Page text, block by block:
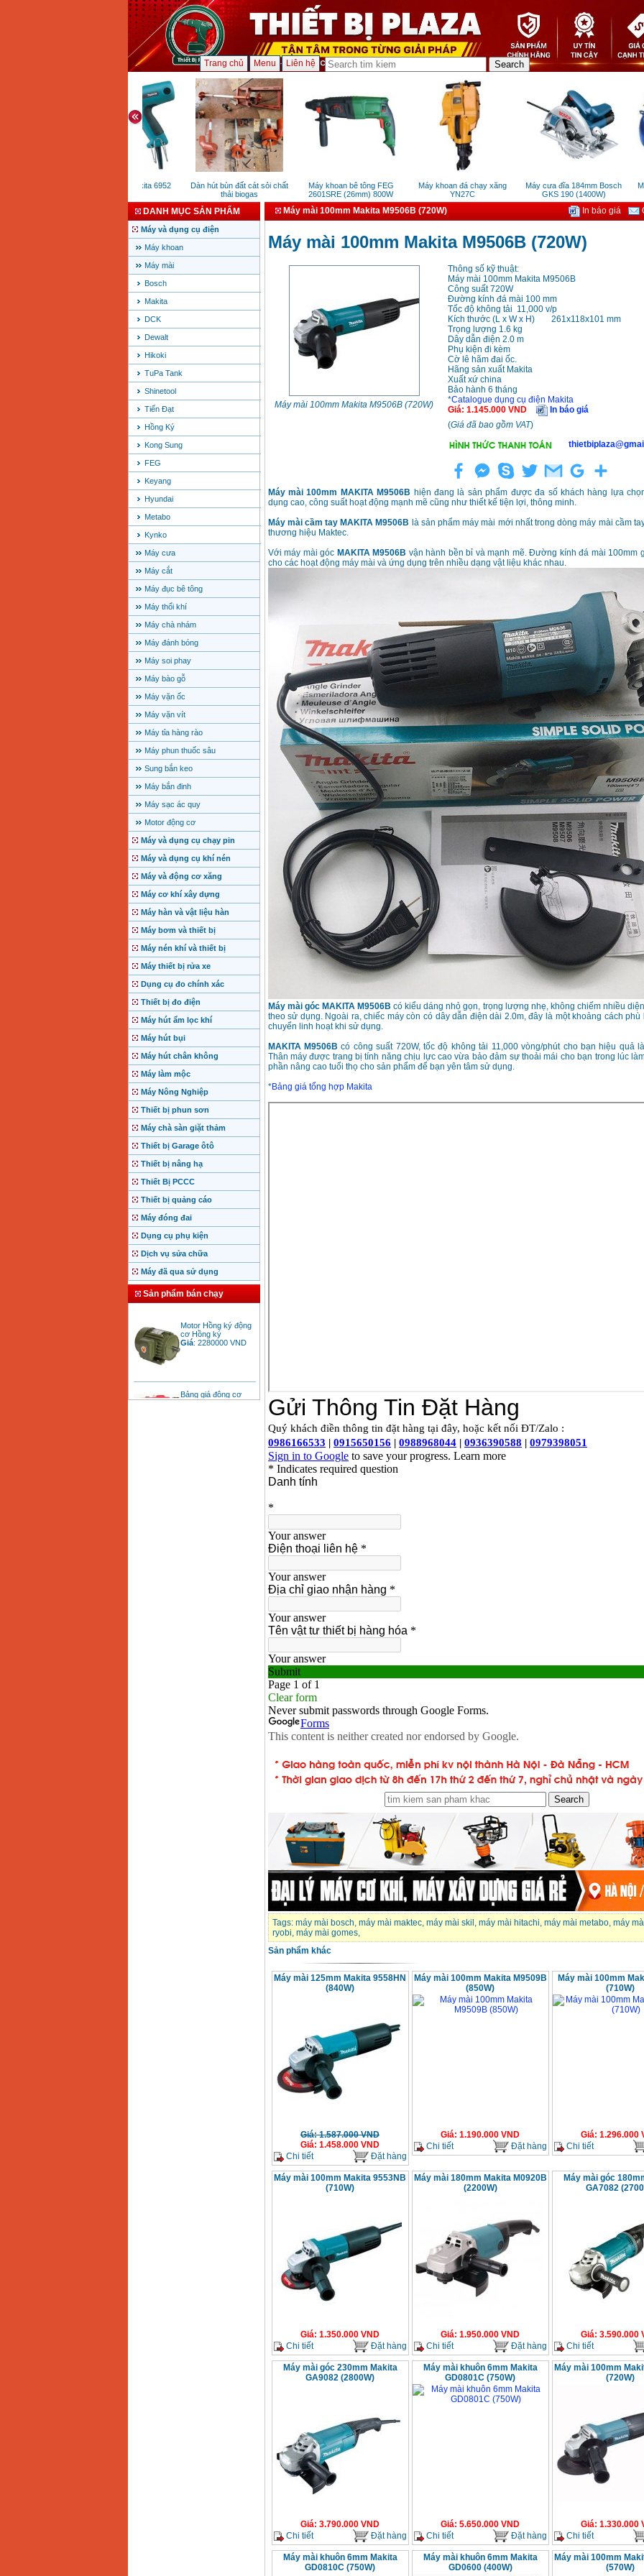
Trang chủ Menu Liên hệ
Máy vặn vít Makita 6952
Dàn hút bùn đất cát sỏi chất
thải biogas
Máy khoan bê tông FEG
2601SRE (26mm) 800W
Máy khoan đá chạy xăng
YN27C
Máy cưa đĩa 184mm Bosch
GKS 190 (1400W)
DANH MỤC SẢN PHẨM
Máy và dụng cụ điện
Máy khoan
Máy mài
Bosch
Makita
DCK
Dewalt
Hikoki
TuPa Tank
Shinetool
Tiến Đạt
Hồng Ký
Kong Sung
FEG
Keyang
Hyundai
Metabo
Kynko
Máy cưa
Máy cắt
Máy đục bê tông
Máy thổi khí
Máy chà nhám
Máy đánh bóng
Máy soi phay
Máy bào gỗ
Máy vặn ốc
Máy vặn vít
Máy tỉa hàng rào
Máy phun thuốc sâu
Sung bắn keo
Máy bắn đinh
Máy sạc ác quy
Motor động cơ
Máy và dụng cụ chạy pin
Máy và dụng cụ khí nén
Máy và động cơ xăng
Máy cơ khí xây dựng
Máy hàn và vật liệu hàn
Máy bơm và thiết bị
Máy nén khí và thiết bị
Máy thiết bị rửa xe
Dụng cụ đo chính xác
Thiết bị đo điện
Máy hút ẩm lọc khí
Máy hút bụi
Máy hút chân không
Máy làm mộc
Máy Nông Nghiệp
Thiết bị phun sơn
Máy chà sàn giặt thảm
Thiết bị Garage ôtô
Thiết bị nâng hạ
Thiết Bị PCCC
Thiết bị quảng cáo
Máy đóng đai
Dụng cụ phụ kiện
Dịch vụ sửa chữa
Máy đã qua sử dụng
Sản phẩm bán chạy
cơ Hồng ký
Giá:2280000
Bảng giá động cơ
diesel đầu nổ diesel
Giá:6500000VND
Máy mài 100mm Makita M9506B (720W) In báo giá
Máy mài 100mm Makita M9506B (720W)
Máy mài 100mm Makita M9506B (720W)
Thông số kỹ thuật:
Máy mài 100mm Makita M9506B
Công suất 720W
Đường kính đá mài 100 mm
Tốc độ không tải 11,000 v/p
Kích thước (L x W x H)
261x118x101 mm
Trọng lượng 1.6 kg
Dây dẫn điện 2.0 m
Phụ kiện đi kèm
Cờ lê hãm đai ốc.
Hãng sản xuất Makita
Xuất xứ china
Bảo hành 6 tháng
*Catalogue dụng cụ điện Makita
Giá: 1.145.000VND
In báo giá
(Giá đã bao gồm VAT)
Máy mài 100mm MAKITA M9506B hiện đang là sản phẩm được đa số khách hàng lựa
dụng cao, công suất hoạt động mạnh mẽ cũng như thiết kế tiện lợi, thông minh.
Máy mài cầm tay MAKITA M9506B là sản phẩm máy mài mới nhất trong dòng máy mài cầm
thương hiệu Maktec.
Với máy mài góc MAKITA M9506B vận hành bền bỉ và mạnh mẽ. Đường kính đá mài 100mm
cho các hoạt động máy mài và ứng dụng trên nhiều dạng vật liệu khác nhau.
Máy mài góc MAKITA M9506B có kiểu dáng nhỏ gọn, trọng lượng nhẹ, không chiếm nhiều
theo sử dụng. Ngoài ra, chiếc máy còn có dây dẫn điện dài 2.0m, đây là một khoảng cách
chuyển linh hoạt khi sử dụng.
MAKITA M9506B có công suất 720W, tốc độ không tải 11,000 vòng/phút cho bạn hiệu quả
Thân máy được trang bị tính năng chịu lực cao vừa bảo đảm sự thoải mái cho bạn trong lúc
phần nâng cao tuổi thọ cho sản phẩm để bạn yên tâm sử dụng.
*Bảng giá tổng hợp Makita
Tags: máy mài bosch, máy mài maktec, máy mài skil , máy mài hitachi, máy mài metabo, máy
ryobi, máy mài gomes,
Sản phẩm khác
Máy mài 125mm Makita 9558HN
(840W)
Giá:1.587.000VND
Giá: 1.458.000 VND
Chi tiết
Đặt hàng
Máy mài 100mm Makita M9509B
(850W)
Giá: 1.190.000 VND
Chi tiết
Đặt hàng
Máy mài 100mm
(710W)
Giá: 1.296.000
Chi tiết
Máy mài 100mm Makita 9553NB
(710W)
Giá: 1.350.000 VND
Chi tiết
Đặt hàng
Máy mài 180mm Makita M0920B
(2200W)
Giá: 1.950.000 VND
Chi tiết
Đặt hàng
Máy mài góc
GA7082
Giá: 3.590.000
Chi tiết
Máy mài góc 230mm Makita
GA9082 (2800W)
Giá: 3.790.000 VND
Chi tiết
Đặt hàng
Máy mài khuôn 6mm Makita
GD0801C (750W)
Giá: 5.650.000 VND
Chi tiết
Đặt hàng
Máy mài 100mm
(720W)
Giá: 1.330.000
Chi tiết
Máy mài khuôn 6mm Makita
GD0810C (750W)
Máy mài khuôn 6mm Makita
GD0600 (400W)
Máy mài 100mm
(570W)